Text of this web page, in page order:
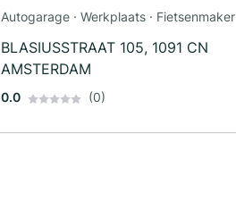
Autogarage · Werkplaats · Fietsenmaker
BLASIUSSTRAAT 105, 1091 CN
AMSTERDAM
0.0 (0)